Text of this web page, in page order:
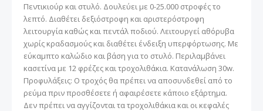
Πεντικιούρ και στυλό. Δουλεύει με 0-25.000 στροφές το
λεπτό. Διαθέτει δεξιόστροφη και αριστερόστροφη
λειτουργία καθώς και πεντάλ ποδιού. Λειτουργεί αθόρυβα
χωρίς κραδασμούς και διαθέτει ένδειξη υπερφόρτωσης. Με
εύκαμπτο καλώδιο και βάση για το στυλό. Περιλαμβάνει
κασετίνα με 12 φρέζες και τροχολιθάκια. Κατανάλωση 30w.
Προφυλάξεις: Ο τροχός θα πρέπει να αποσυνδεθεί από το
ρεύμα πριν προσθέσετε ή αφαιρέσετε κάποιο εξάρτημα.
Δεν πρέπει να αγγίζονται τα τροχολιθάκια και οι κεφαλές